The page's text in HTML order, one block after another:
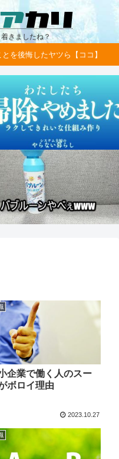
きましたね？
を後悔したヤツら【ココ】
企業で働く人のスー
ボロイ理由
2023.10.27